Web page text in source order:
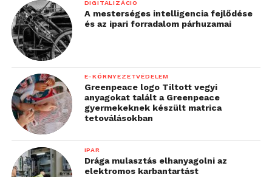
DIGITALIZÁCIÓ
A mesterséges intelligencia fejlődése
és az ipari forradalom párhuzamai
E-KÖRNYEZETVÉDELEM
Greenpeace logo Tiltott vegyi
anyagokat talált a Greenpeace
gyermekeknek készült matrica
tetoválásokban
IPAR
Drága mulasztás elhanyagolni az
elektromos karbantartást